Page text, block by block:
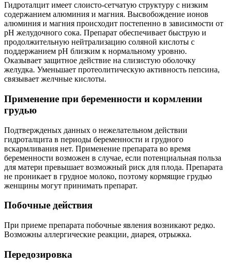
Гидроталцит имеет слоисто-сетчатую структуру с низким
содержанием алюминия и магния. Высвобождение ионов
алюминия и магния происходит постепенно в зависимости от
рН желудочного сока. Препарат обеспечивает быструю и
продолжительную нейтрализацию соляной кислоты с
поддержанием рН близким к нормальному уровню.
Оказывает защитное действие на слизистую оболочку
желудка. Уменьшает протеолитическую активность пепсина,
связывает желчные кислоты.
Применение при беременности и кормлении
грудью
Подтвержденых данных о нежелательном действии
гидроталцита в периоды беременности и грудного
вскармливания нет. Применение препарата во время
беременности возможен в случае, если потенциальная польза
для матери превышает возможный риск для плода. Препарата
не проникает в грудное молоко, поэтому кормящие грудью
женщины могут принимать препарат.
Побочные действия
При приеме препарата побочные явления возникают редко.
Возможны аллергические реакции, диарея, отрыжка.
Передозировка